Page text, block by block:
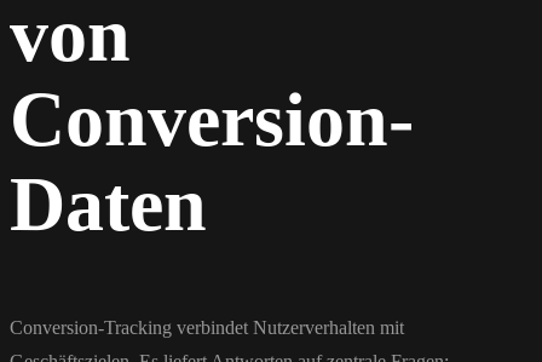
von
Conversion-
Daten
Conversion-Tracking verbindet Nutzerverhalten mit